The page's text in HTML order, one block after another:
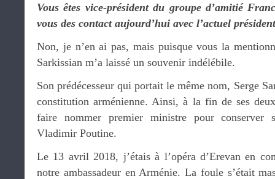
Vous êtes vice-président du groupe d’amitié
vous des contact aujourd’hui avec l’actuel
Non, je n’en ai pas, mais puisque vous la
Sarkissian m’a laissé un souvenir indélébile.
Son prédécesseur qui portait le même nom, Serge
constitution arménienne. Ainsi, à la fin de ses
faire nommer premier ministre pour conserver
Vladimir Poutine.
Le 13 avril 2018, j’étais à l’opéra d’Erevan en
notre ambassadeur en Arménie. La foule s’était